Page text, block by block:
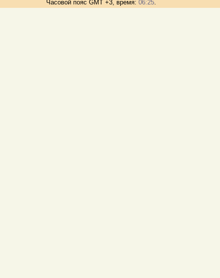
Часовой пояс GMT +3, время: 06:25.